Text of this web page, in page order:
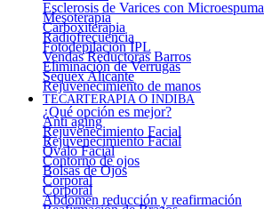
Esclerosis de Varices con Microespuma
Mesoterapia
Carboxiterapia
Radiofrecuencia
Fotodepilación IPL
Vendas Reductoras Barros
Eliminación de Verrugas
Sequex Alicante
Rejuvenecimiento de manos
TECARTERAPIA O INDIBA
¿Qué opción es mejor?
Anti aging
Rejuvenecimiento Facial
Rejuvenecimiento Facial
Óvalo Facial
Contorno de ojos
Bolsas de Ojos
Corporal
Corporal
Abdomen reducción y reafirmación